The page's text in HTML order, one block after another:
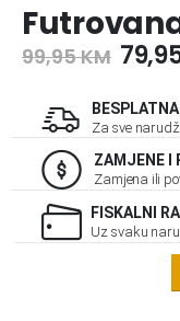
99,95KM
Za sve
ZAMJENE I
Zamjena ili
FISKALNI
Uz svaku